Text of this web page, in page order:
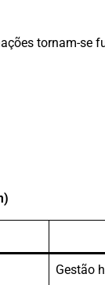
tornam-
Gestão